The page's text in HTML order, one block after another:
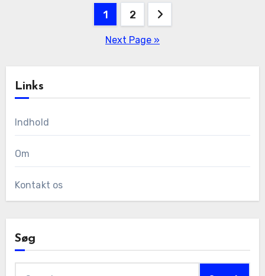
1 2
Next Page »
Links
Indhold
Om
Kontakt os
Søg